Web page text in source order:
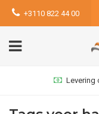
+3110 822 44 00
Levering